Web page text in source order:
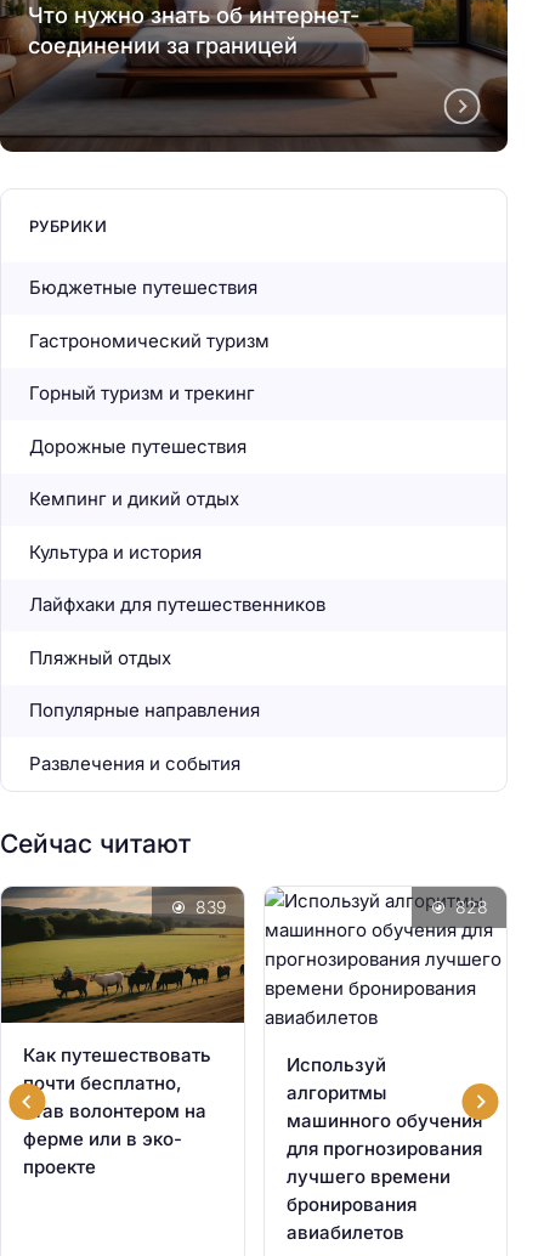
Что нужно знать об интернет-
соединении за границей
РУБРИКИ
Бюджетные путешествия
Гастрономический туризм
Горный туризм и трекинг
Дорожные путешествия
Кемпинг и дикий отдых
Культура и история
Лайфхаки для путешественников
Пляжный отдых
Популярные направления
Развлечения и события
Сейчас читают
Как путешествовать
почти бесплатно,
став волонтером на
ферме или в эко-
проекте
839
Используй
алгоритмы
машинного обучения
для прогнозирования
лучшего времени
бронирования
авиабилетов
828